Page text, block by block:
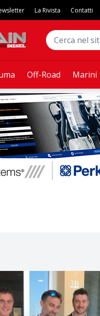
Off-Road Marini
La Rivista Contatti